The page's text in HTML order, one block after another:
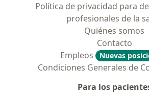
Política de privacidad para
profesionales de la
Quiénes somos
Contacto
Empleos
Nuevas
Condiciones Generales de
Para los